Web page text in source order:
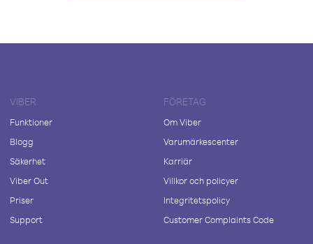
VIBER
Funktioner
Blogg
Säkerhet
Viber Out
Priser
Support
FÖRETAG
Om Viber
Varumärkescenter
Karriär
Villkor och policyer
Integritetspolicy
Customer Complaints Code